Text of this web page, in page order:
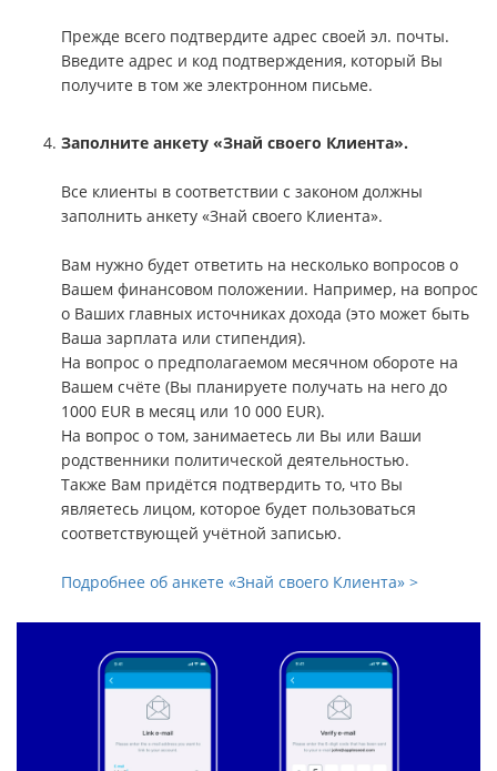
Прежде всего подтвердите адрес своей эл. почты.
Введите адрес и код подтверждения, который Вы
получите в том же электронном письме.
Заполните анкету «Знай своего Клиента».
Все клиенты в соответствии с законом должны
заполнить анкету «Знай своего Клиента».
Вам нужно будет ответить на несколько вопросов о
Вашем финансовом положении. Например, на вопрос
о Ваших главных источниках дохода (это может быть
Ваша зарплата или стипендия).
На вопрос о предполагаемом месячном обороте на
Вашем счёте (Вы планируете получать на него до
1000 EUR в месяц или 10 000 EUR).
На вопрос о том, занимаетесь ли Вы или Ваши
родственники политической деятельностью.
Также Вам придётся подтвердить то, что Вы
являетесь лицом, которое будет пользоваться
соответствующей учётной записью.
Подробнее об анкете «Знай своего Клиента» >